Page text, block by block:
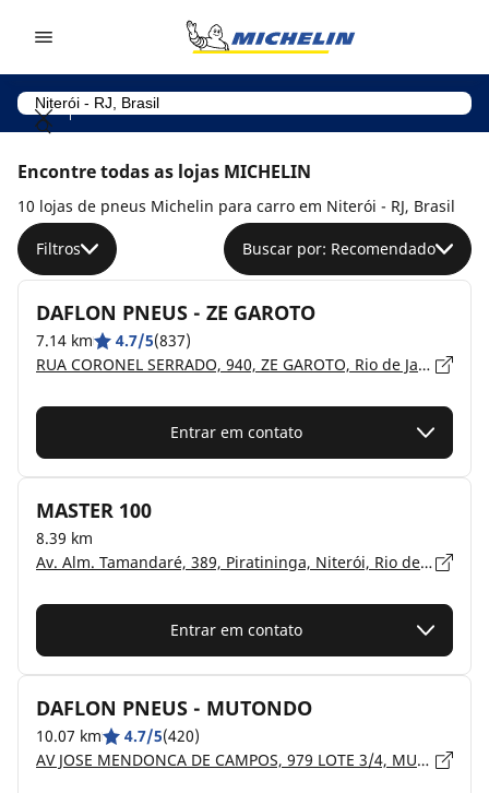
Encontre todas as lojas MICHELIN
10 lojas de pneus Michelin para carro em Niterói - RJ, Brasil
Filtros Buscar por: Recomendado
DAFLON PNEUS - ZE GAROTO
7.14 km 4.7/5(837)
RUA CORONEL SERRADO, 940, ZE GAROTO, Rio de Janeiro, SÃO GONÇALO - 24440-020
Entrar em contato
MASTER 100
8.39 km
Av. Alm. Tamandaré, 389, Piratininga, Niterói, Rio de Janeiro, NITEROI - 24350-380
Entrar em contato
DAFLON PNEUS - MUTONDO
10.07 km 4.7/5(420)
AV JOSE MENDONCA DE CAMPOS, 979 LOTE 3/4, MUTONDO, Rio de Janeiro, SÃO GONÇALO - 24450-265